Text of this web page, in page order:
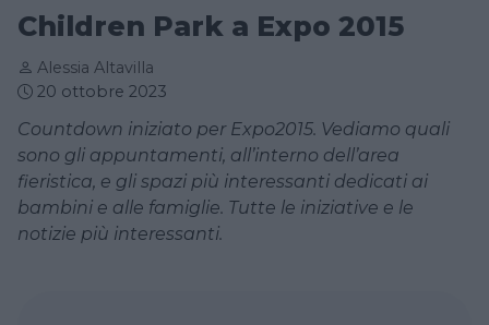
Children Park a Expo 2015
Alessia Altavilla
20 ottobre 2023
Countdown iniziato per Expo2015. Vediamo quali
sono gli appuntamenti, all’interno dell’area
fieristica, e gli spazi più interessanti dedicati ai
bambini e alle famiglie. Tutte le iniziative e le
notizie più interessanti.